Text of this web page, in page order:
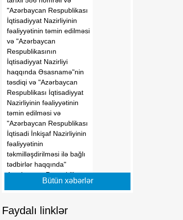
"Azərbaycan Respublikası
İqtisadiyyat Nazirliyinin
fəaliyyətinin təmin edilməsi
və "Azərbaycan
Respublikasının
İqtisadiyyat Nazirliyi
haqqında Əsasnamə"nin
təsdiqi və "Azərbaycan
Respublikası İqtisadiyyat
Nazirliyinin fəaliyyətinin
təmin edilməsi və
"Azərbaycan Respublikası
İqtisadi İnkişaf Nazirliyinin
fəaliyyətinin
təkmilləşdirilməsi ilə bağlı
tədbirlər haqqında"
Azərbaycan Respublikası
Prezidentinin 2006-cı il 28
Fərmanında dəyişikliklər
edilməsi barədə" 2014-cü
Bütün xəbərlər
Faydalı linklər